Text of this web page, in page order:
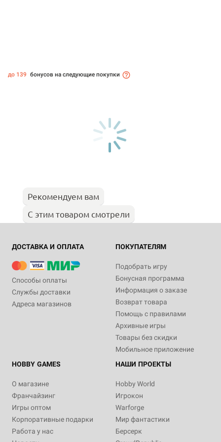
до 139 бонусов на следующие покупки
Рекомендуем вам
С этим товаром смотрели
ДОСТАВКА И ОПЛАТА
Способы оплаты
Службы доставки
Адреса магазинов
ПОКУПАТЕЛЯМ
Подобрать игру
Бонусная программа
Информация о заказе
Возврат товара
Помощь с правилами
Архивные игры
Товары без скидки
Мобильное приложение
HOBBY GAMES
О магазине
Франчайзинг
Игры оптом
Корпоративные подарки
Работа у нас
НАШИ ПРОЕКТЫ
Hobby World
Игрокон
Warforge
Мир фантастики
Берсерк